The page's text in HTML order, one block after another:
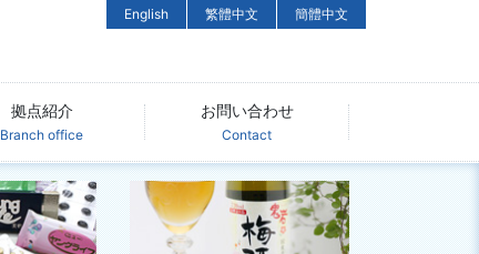
English 繁體中文 簡體中文
拠点紹介
Branch office
お問い合わせ
Contact